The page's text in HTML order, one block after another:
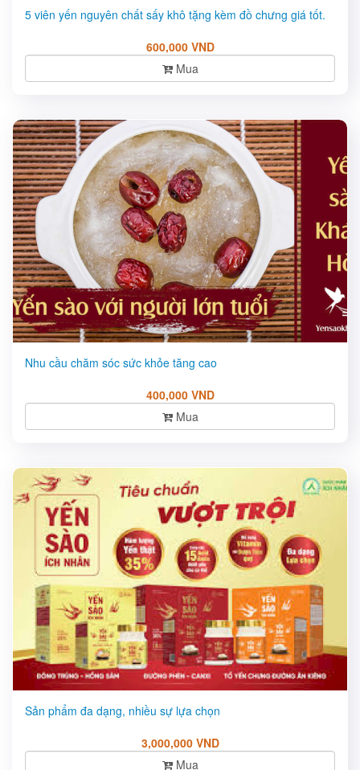
5 viên yến nguyên chất sấy khô tặng kèm đồ chưng giá tốt.
600,000 VND
Mua
Nhu cầu chăm sóc sức khỏe tăng cao
400,000 VND
Mua
Sản phẩm đa dạng, nhiều sự lựa chọn
3,000,000 VND
Mua